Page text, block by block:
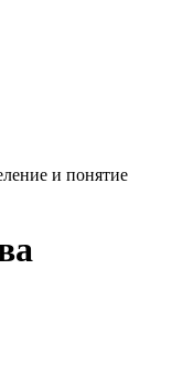
и понятие